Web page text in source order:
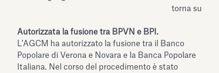
torna su
Autorizzata la fusione tra BPVN e BPI.
L’AGCM ha autorizzato la fusione tra il Banco
Popolare di Verona e Novara e la Banca Popolare
Italiana. Nel corso del procedimento è stato